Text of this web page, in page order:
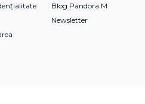
Blog Pandora M
Newsletter